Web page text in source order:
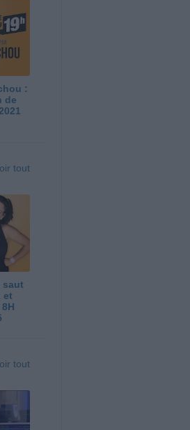
:
de
tout
saut
et
tout